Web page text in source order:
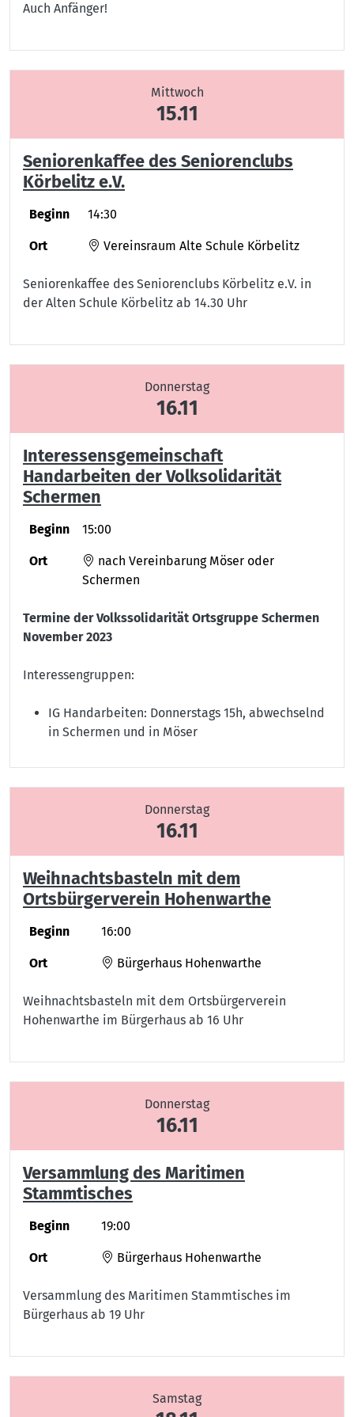
Auch Anfänger!
Mittwoch
15.11
Seniorenkaffee des Seniorenclubs
Körbelitz e.V.
Beginn 14:30
Ort Vereinsraum Alte Schule Körbelitz
Seniorenkaffee des Seniorenclubs Körbelitz e.V. in
der Alten Schule Körbelitz ab 14.30 Uhr
Donnerstag
16.11
Interessensgemeinschaft
Handarbeiten der Volksolidarität
Schermen
Beginn 15:00
Ort
nach Vereinbarung Möser oder
Schermen
Termine der Volkssolidarität Ortsgruppe Schermen
November 2023
Interessengruppen:
IG Handarbeiten: Donnerstags 15h, abwechselnd
in Schermen und in Möser
Donnerstag
16.11
Weihnachtsbasteln mit dem
Ortsbürgerverein Hohenwarthe
Beginn 16:00
Ort Bürgerhaus Hohenwarthe
Weihnachtsbasteln mit dem Ortsbürgerverein
Hohenwarthe im Bürgerhaus ab 16 Uhr
Donnerstag
16.11
Versammlung des Maritimen
Stammtisches
Beginn 19:00
Ort Bürgerhaus Hohenwarthe
Versammlung des Maritimen Stammtisches im
Bürgerhaus ab 19 Uhr
Samstag